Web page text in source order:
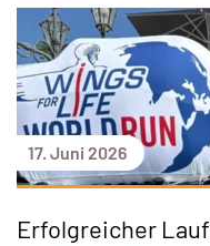
17. Juni 2026
Erfolgreicher